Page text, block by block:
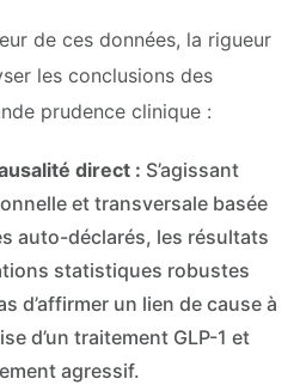
de ces données, la rigueur
les conclusions des
prudence clinique :
direct : S’agissant
et transversale basée
auto-déclarés, les résultats
statistiques robustes
d’affirmer un lien de cause à
d’un traitement GLP-1 et
agressif.